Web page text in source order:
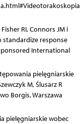
RI, Connors JM i
response
International
pielęgniarskie
M, Ślusarz R
Borgis, Warszawa
pielęgniarskie wobec